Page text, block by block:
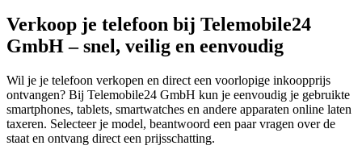
Verkoop je telefoon bij Telemobile24
GmbH – snel, veilig en eenvoudig
Wil je je telefoon verkopen en direct een voorlopige inkoopprijs
ontvangen? Bij Telemobile24 GmbH kun je eenvoudig je gebruikte
smartphones, tablets, smartwatches en andere apparaten online laten
taxeren. Selecteer je model, beantwoord een paar vragen over de
staat en ontvang direct een prijsschatting.